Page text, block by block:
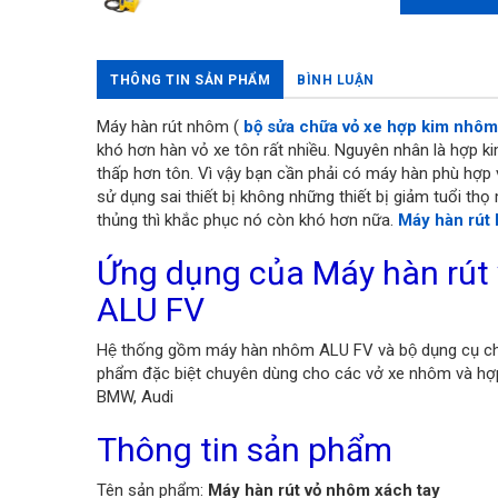
THÔNG TIN SẢN PHẨM BÌNH LUẬN
Máy hàn rút nhôm ( bộ sửa chữa vỏ xe hợp kim nhôm
khó hơn hàn vỏ xe tôn rất nhiều. Nguyên nhân là hợp
thấp hơn tôn. Vì vậy bạn cần phải có máy hàn phù
sử dụng sai thiết bị không những thiết bị giảm tuổi thọ
thủng thì khắc phục nó còn khó hơn nữa. Máy hàn rút
Ứng dụng của Máy hàn
ALU FV
Hệ thống gồm máy hàn nhôm ALU FV và bộ dụng cụ
phẩm đặc biệt chuyên dùng cho các vở xe nhôm và
BMW, Audi
Thông tin sản phẩm
Tên sản phẩm: Máy hàn rút vỏ nhôm xách tay